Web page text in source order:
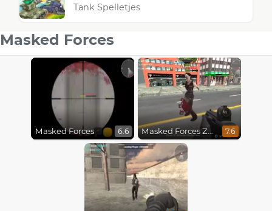
Tank Spelletjes
Masked Forces
Masked Forces 6.6 Masked Forces Zombie Survival 7.6